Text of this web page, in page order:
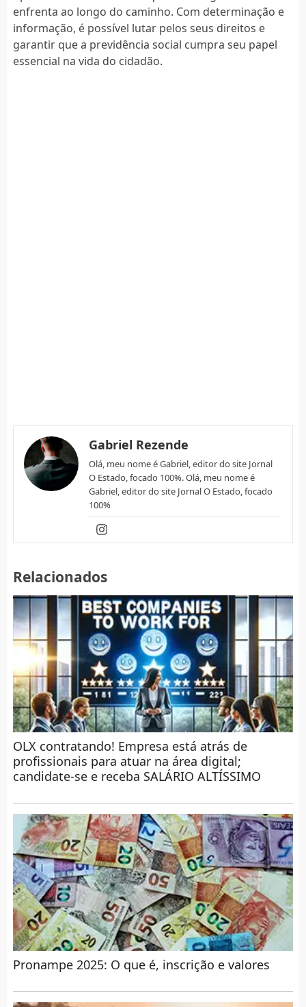
enfrenta ao longo do caminho. Com determinação e
informação, é possível lutar pelos seus direitos e
garantir que a previdência social cumpra seu papel
essencial na vida do cidadão.
Gabriel Rezende
Olá, meu nome é Gabriel, editor do site Jornal
O Estado, focado 100%. Olá, meu nome é
Gabriel, editor do site Jornal O Estado, focado
100%
Relacionados
OLX contratando! Empresa está atrás de
profissionais para atuar na área digital;
candidate-se e receba SALÁRIO ALTÍSSIMO
Pronampe 2025: O que é, inscrição e valores